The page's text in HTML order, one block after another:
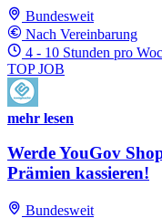
Bundesweit
Nach Vereinbarung
4 - 10 Stunden pro
TOP JOB
mehr lesen
Werde YouGov
Prämien kassieren!
Bundesweit